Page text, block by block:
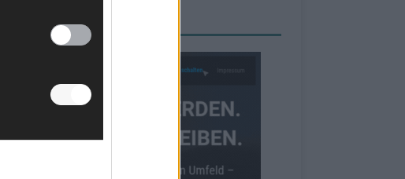
WERBE BEI UNS!